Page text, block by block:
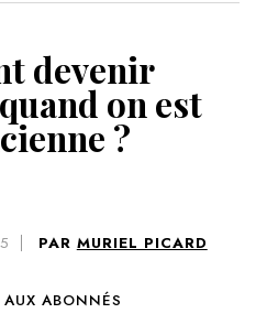
devenir
on est
?
PAR MURIEL PICARD
AUX ABONNÉS